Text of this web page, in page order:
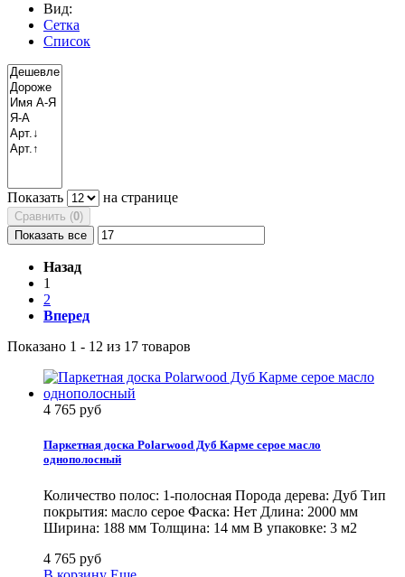
Вид:
Сетка
Список
Показать на странице
Сравнить (0)
Показать все
Назад
1
2
Вперед
Показано 1 - 12 из 17 товаров
4 765 руб
Паркетная доска Polarwood Дуб Карме серое масло
однополосный
Количество полос: 1-полосная Порода дерева: Дуб Тип
покрытия: масло серое Фаска: Нет Длина: 2000 мм
Ширина: 188 мм Толщина: 14 мм В упаковке: 3 м2
4 765 руб